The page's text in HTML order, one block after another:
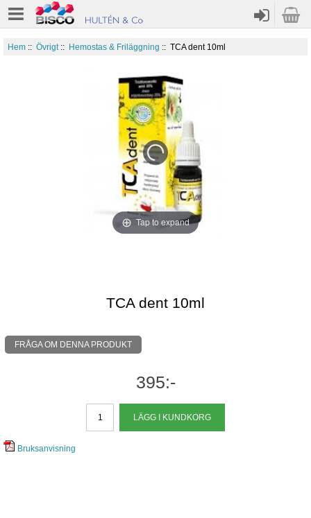
Hem:: Övrigt:: Hemostas & Friläggning :: TCA dent 10ml
Tap to expand
TCA dent 10ml
FRÅGA OM DENNA PRODUKT
395:-
Bruksanvisning